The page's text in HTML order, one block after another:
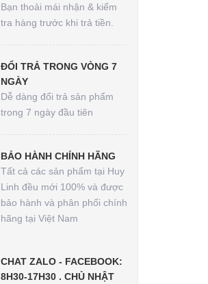
Bạn thoải mái nhận & kiểm
tra hàng trước khi trả tiền.
ĐỔI TRẢ TRONG VÒNG 7
NGÀY
Dễ dàng đổi trả sản phẩm
trong 7 ngày đầu tiên
BẢO HÀNH CHÍNH HÃNG
Tất cả các sản phẩm tại Huy
Linh đều mới 100% và được
bảo hành và phân phối chính
hãng tại Việt Nam
CHAT ZALO - FACEBOOK:
8H30-17H30 . CHỦ NHẬT